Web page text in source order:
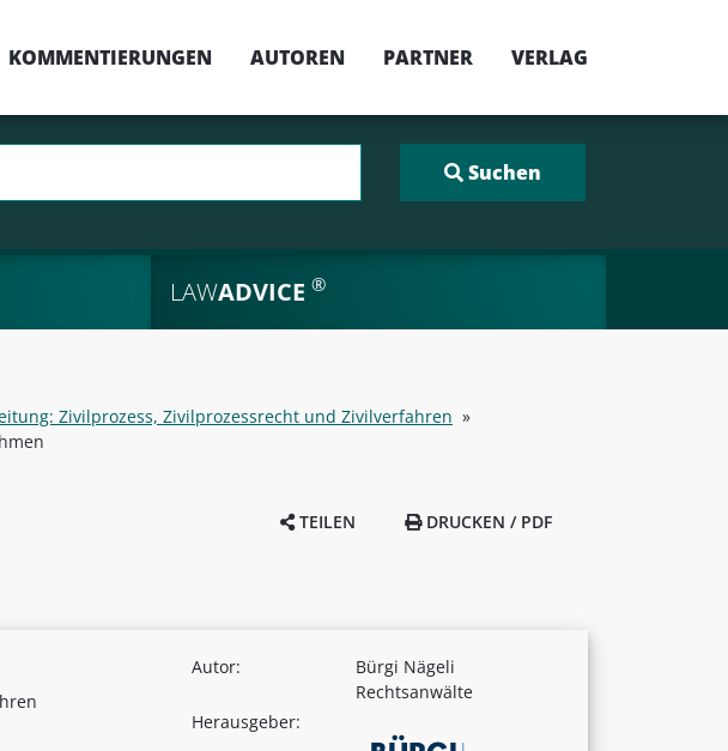
KOMMENTIERUNGEN AUTOREN PARTNER VERLAG
LAWADVICE ®
Zivilprozess, Zivilprozessrecht und Zivilverfahren »
TEILEN DRUCKEN / PDF
Autor:
Bürgi Nägeli
Rechtsanwälte
Herausgeber: